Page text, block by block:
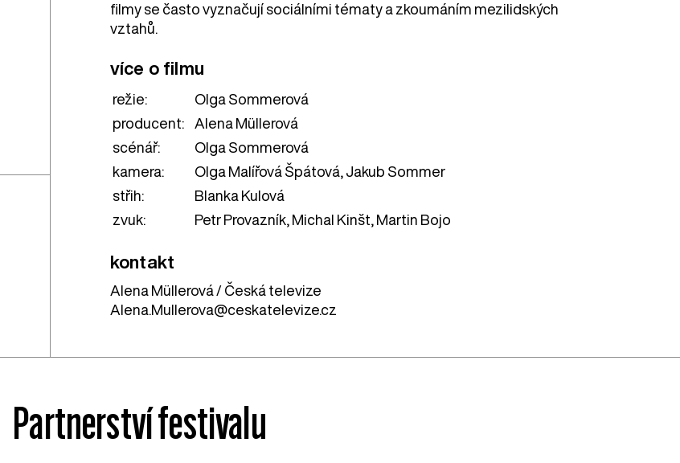
filmy se často vyznačují sociálními tématy a zkoumáním mezilidských
vztahů.
více o filmu
režie:
Olga Sommerová
producent:
Alena Müllerová
scénář:
Olga Sommerová
kamera:
Olga Malířová Špátová, Jakub Sommer
střih:
Blanka Kulová
zvuk:
Petr Provazník, Michal Kinšt, Martin Bojo
kontakt
Alena Müllerová / Česká televize
Alena.Mullerova@ceskatelevize.cz
Partnerství festivalu